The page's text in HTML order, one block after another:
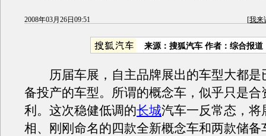
2008年03月26日09:51 [我来
来源：搜狐汽车 作者：综合报道
历届车展，自主品牌展出的车型大都是
备投产的车型。所谓的概念车，似乎只是合
利。这次稳健低调的长城汽车一反常态，将
相、刚刚命名的四款全新概念车和两款储备